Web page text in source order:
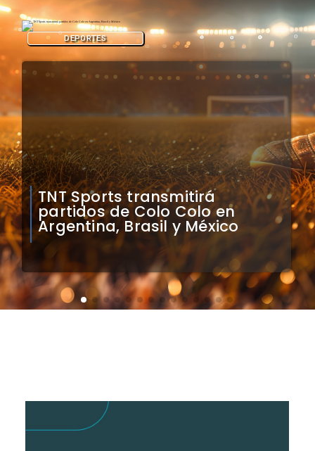
Mauricio Pinilla compara a
Colo Colo con Real Madrid de
Sudamérica
DEPORTES